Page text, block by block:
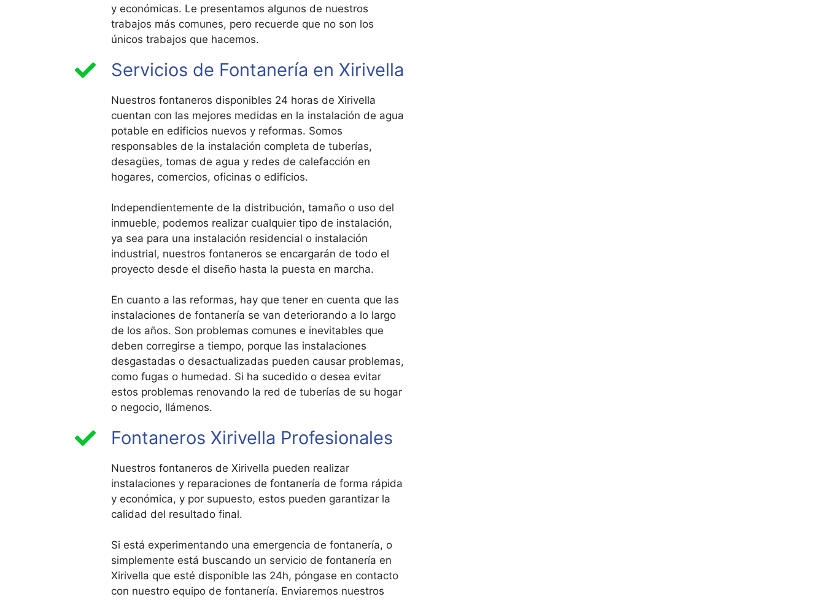
y económicas. Le presentamos algunos de nuestros
trabajos más comunes, pero recuerde que no son los
únicos trabajos que hacemos.
Servicios de Fontanería en Xirivella
Nuestros fontaneros disponibles 24 horas de Xirivella
cuentan con las mejores medidas en la instalación de agua
potable en edificios nuevos y reformas. Somos
responsables de la instalación completa de tuberías,
desagües, tomas de agua y redes de calefacción en
hogares, comercios, oficinas o edificios.
Independientemente de la distribución, tamaño o uso del
inmueble, podemos realizar cualquier tipo de instalación,
ya sea para una instalación residencial o instalación
industrial, nuestros fontaneros se encargarán de todo el
proyecto desde el diseño hasta la puesta en marcha.
En cuanto a las reformas, hay que tener en cuenta que las
instalaciones de fontanería se van deteriorando a lo largo
de los años. Son problemas comunes e inevitables que
deben corregirse a tiempo, porque las instalaciones
desgastadas o desactualizadas pueden causar problemas,
como fugas o humedad. Si ha sucedido o desea evitar
estos problemas renovando la red de tuberías de su hogar
o negocio, llámenos.
Fontaneros Xirivella Profesionales
Nuestros fontaneros de Xirivella pueden realizar
instalaciones y reparaciones de fontanería de forma rápida
y económica, y por supuesto, estos pueden garantizar la
calidad del resultado final.
Si está experimentando una emergencia de fontanería, o
simplemente está buscando un servicio de fontanería en
Xirivella que esté disponible las 24h, póngase en contacto
con nuestro equipo de fontanería. Enviaremos nuestros